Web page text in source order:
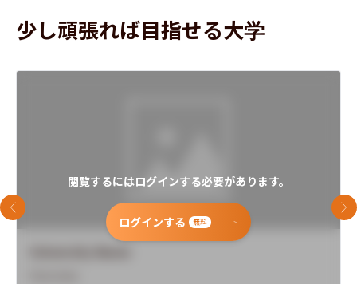
少し頑張れば目指せる大学
閲覧するにはログインする必要があります。
ログインする 無料
前のスライド 次